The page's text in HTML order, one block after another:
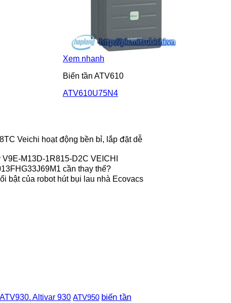
Xem nhanh
Biến tần ATV610
ATV610U75N4
Veichi hoạt động bền bỉ, lắp đặt dễ
M13D-1R815-D2C VEICHI
cần thay thế?
bật của robot hút bụi lau nhà Ecovacs
ATV930. Altivar 930 ATV950 biến tần